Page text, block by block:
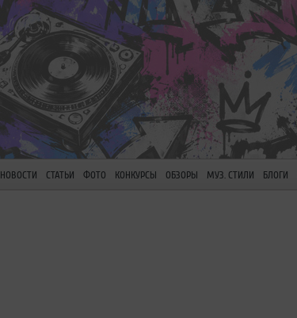
НОВОСТИ СТАТЬИ ФОТО КОНКУРСЫ ОБЗОРЫ МУЗ. СТИЛИ БЛОГИ